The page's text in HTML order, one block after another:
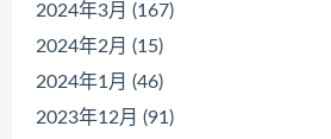
2024年3月 (167)
2024年2月 (15)
2024年1月 (46)
2023年12月 (91)